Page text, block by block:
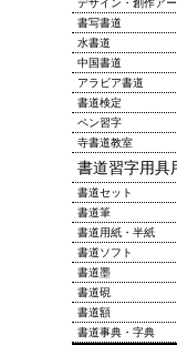
デザイン・創作ア
書写書道
水書道
中国書道
アラビア書道
書道検定
ペン習字
寺書道教室
書道習字用具
書道セット
書道筆
書道用紙・半紙
書道ソフト
書道墨
書道硯
書道額
書道事典・字典